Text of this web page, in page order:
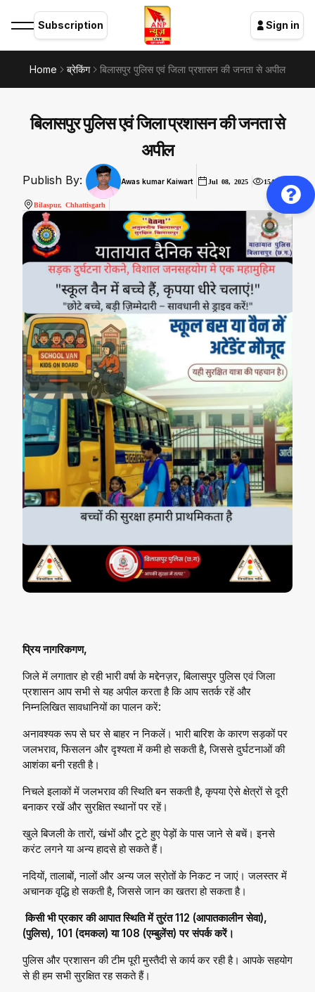
Subscription Sign in
Home ब्रेकिंग बिलासपुर पुलिस एवं जिला प्रशासन की जनता से अपील
बिलासपुर पुलिस एवं जिला प्रशासन की जनता से
अपील
Publish By: Awas kumar Kaiwart Jul 08, 2025 154
Bilaspur, Chhattisgarh
प्रिय नागरिकगण,
जिले में लगातार हो रही भारी वर्षा के मद्देनज़र, बिलासपुर पुलिस एवं जिला
प्रशासन आप सभी से यह अपील करता है कि आप सतर्क रहें और
निम्नलिखित सावधानियों का पालन करें:
अनावश्यक रूप से घर से बाहर न निकलें। भारी बारिश के कारण सड़कों पर
जलभराव, फिसलन और दृश्यता में कमी हो सकती है, जिससे दुर्घटनाओं की
आशंका बनी रहती है।
निचले इलाकों में जलभराव की स्थिति बन सकती है, कृपया ऐसे क्षेत्रों से दूरी
बनाकर रखें और सुरक्षित स्थानों पर रहें।
खुले बिजली के तारों, खंभों और टूटे हुए पेड़ों के पास जाने से बचें। इनसे
करंट लगने या अन्य हादसे हो सकते हैं।
नदियों, तालाबों, नालों और अन्य जल स्रोतों के निकट न जाएं। जलस्तर में
अचानक वृद्धि हो सकती है, जिससे जान का खतरा हो सकता है।
किसी भी प्रकार की आपात स्थिति में तुरंत 112 (आपातकालीन सेवा),
(पुलिस), 101 (दमकल) या 108 (एम्बुलेंस) पर संपर्क करें।
पुलिस और प्रशासन की टीम पूरी मुस्तैदी से कार्य कर रही है। आपके सहयोग
से ही हम सभी सुरक्षित रह सकते हैं।